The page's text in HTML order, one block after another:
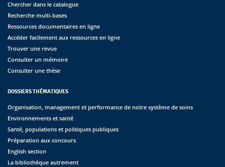
Chercher dans le catalogue
Recherche multi-bases
Ressources documentaires en ligne
Accéder facilement aux ressources en ligne
Trouver une revue
Consulter un mémoire
Consulter une thèse
DOSSIERS THÉMATIQUES
Organisation, management et performance de notre système de soins
Environnements et santé
Santé, populations et politiques publiques
Préparation aux concours
English section
La bibliothèque autrement